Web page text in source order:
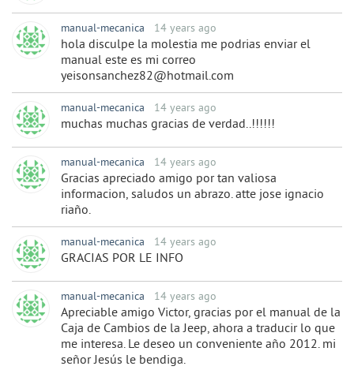
manual-mecanica 14 years ago
hola disculpe la molestia me podrias enviar el
manual este es mi correo
yeisonsanchez82@hotmail.com
manual-mecanica 14 years ago
muchas muchas gracias de verdad..!!!!!!
manual-mecanica 14 years ago
Gracias apreciado amigo por tan valiosa
informacion, saludos un abrazo. atte jose ignacio
riaño.
manual-mecanica 14 years ago
GRACIAS POR LE INFO
manual-mecanica 14 years ago
Apreciable amigo Victor, gracias por el manual de la
Caja de Cambios de la Jeep, ahora a traducir lo que
me interesa. Le deseo un conveniente año 2012. mi
señor Jesús le bendiga.